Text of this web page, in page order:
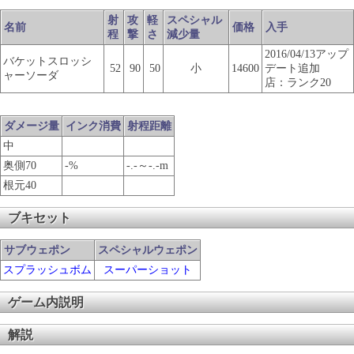
名前
射
程
攻
撃
軽
さ
スペシャル
減少量
価格 入手
バケットスロッシ
ャーソーダ
52 90 50 小 14600
2016/04/13アップ
デート追加
店：ランク20
ダメージ量 インク消費 射程距離
中
奥側70
-%
-.-～-.-m
根元40
ブキセット
サブウェポン
スペシャルウェポン
スプラッシュボム
スーパーショット
ゲーム内説明
解説